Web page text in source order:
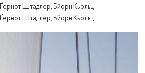
Ґернот Штадлер, Бйорн Кьольц
Ґернот Штадлер, Бйорн Кьольц